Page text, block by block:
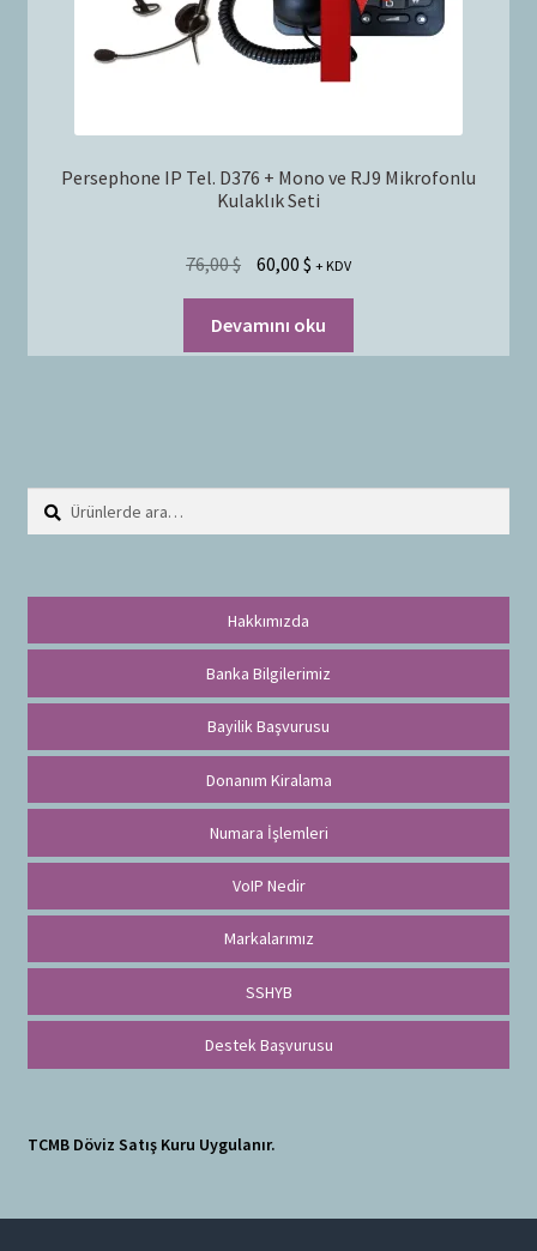
Persephone IP Tel. D376 + Mono ve RJ9 Mikrofonlu
Kulaklık Seti
76,00$ 60,00 $ + KDV
Devamını oku
Ara:
Hakkımızda
Banka Bilgilerimiz
Bayilik Başvurusu
Donanım Kiralama
Numara İşlemleri
VoIP Nedir
Markalarımız
SSHYB
Destek Başvurusu
TCMB Döviz Satış Kuru Uygulanır.